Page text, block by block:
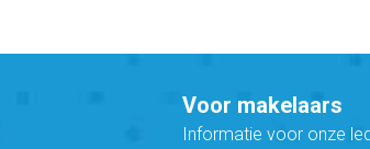
Voor makelaars
Informatie voor onze